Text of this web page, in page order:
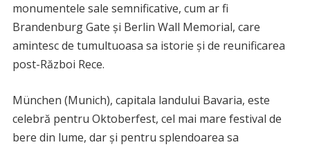
monumentele sale semnificative, cum ar fi
Brandenburg Gate și Berlin Wall Memorial, care
amintesc de tumultuoasa sa istorie și de reunificarea
post-Război Rece.
München (Munich), capitala landului Bavaria, este
celebră pentru Oktoberfest, cel mai mare festival de
bere din lume, dar și pentru splendoarea sa